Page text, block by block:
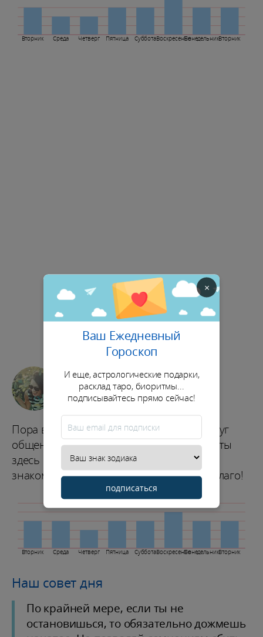
Вторник Среда Четверг Пятница СубботаВоскресеньеПонедельникВторник
Досуг
★★★★★
Вторник Среда Четверг Пятница СубботаВоскресеньеПонедельникВторник
Пора вырваться из рутины, обновить круг
общения или поискать новое место, где ты
здесь не застрянешь. День пройдет под
знаком обновления. Используй это во благо!
Наш совет дня
По крайней мере, если ты не
остановишься, то обязательно дожмешь
×
Ваш Ежедневный
Гороскоп
И еще, астрологические подарки,
расклад таро, биоритмы...
подписывайтесь прямо сейчас!
подписаться